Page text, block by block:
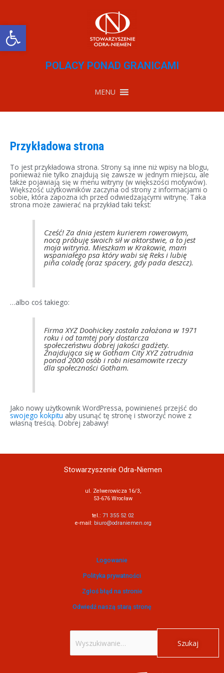
Otwórz pasek narzędzi
POLACY PONAD GRANICAMI
MENU
Przykładowa strona
To jest przykładowa strona. Strony są inne niż wpisy na blogu,
ponieważ nie tylko znajdują się zawsze w jednym miejscu, ale
także pojawiają się w menu witryny (w większości motywów).
Większość użytkowników zaczyna od strony z informacjami o
sobie, która zapozna ich przed odwiedzającymi witrynę. Taka
strona może zawierać na przykład taki tekst:
Cześć! Za dnia jestem kurierem rowerowym,
nocą próbuję swoich sił w aktorstwie, a to jest
moja witryna. Mieszkam w Krakowie, mam
wspaniałego psa który wabi się Reks i lubię
piña coladę (oraz spacery, gdy pada deszcz).
…albo coś takiego:
Firma XYZ Doohickey została założona w 1971
roku i od tamtej pory dostarcza
społeczeństwu dobrej jakości gadżety.
Znajdująca się w Gotham City XYZ zatrudnia
ponad 2000 osób i robi niesamowite rzeczy
dla społeczności Gotham.
Jako nowy użytkownik WordPressa, powinieneś przejść do
swojego kokpitu aby usunąć tę stronę i stworzyć nowe z
własną treścią. Dobrej zabawy!
Stowarzyszenie Odra-Niemen
ul. Zelwerowicza 16/3,
53-676 Wrocław
tel.: 71 355 52 02
e-mail: biuro@odraniemen.org
Logowanie
Polityka prywatności
Zgłoś błąd na stronie
Odwiedź naszą starą stronę
Szukaj
dla: